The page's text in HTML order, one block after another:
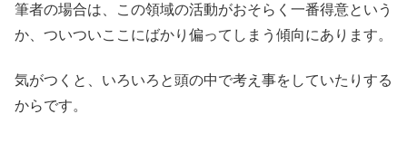
筆者の場合は、この領域の活動がおそらく一番得意という
か、ついついここにばかり偏ってしまう傾向にあります。
気がつくと、いろいろと頭の中で考え事をしていたりする
からです。